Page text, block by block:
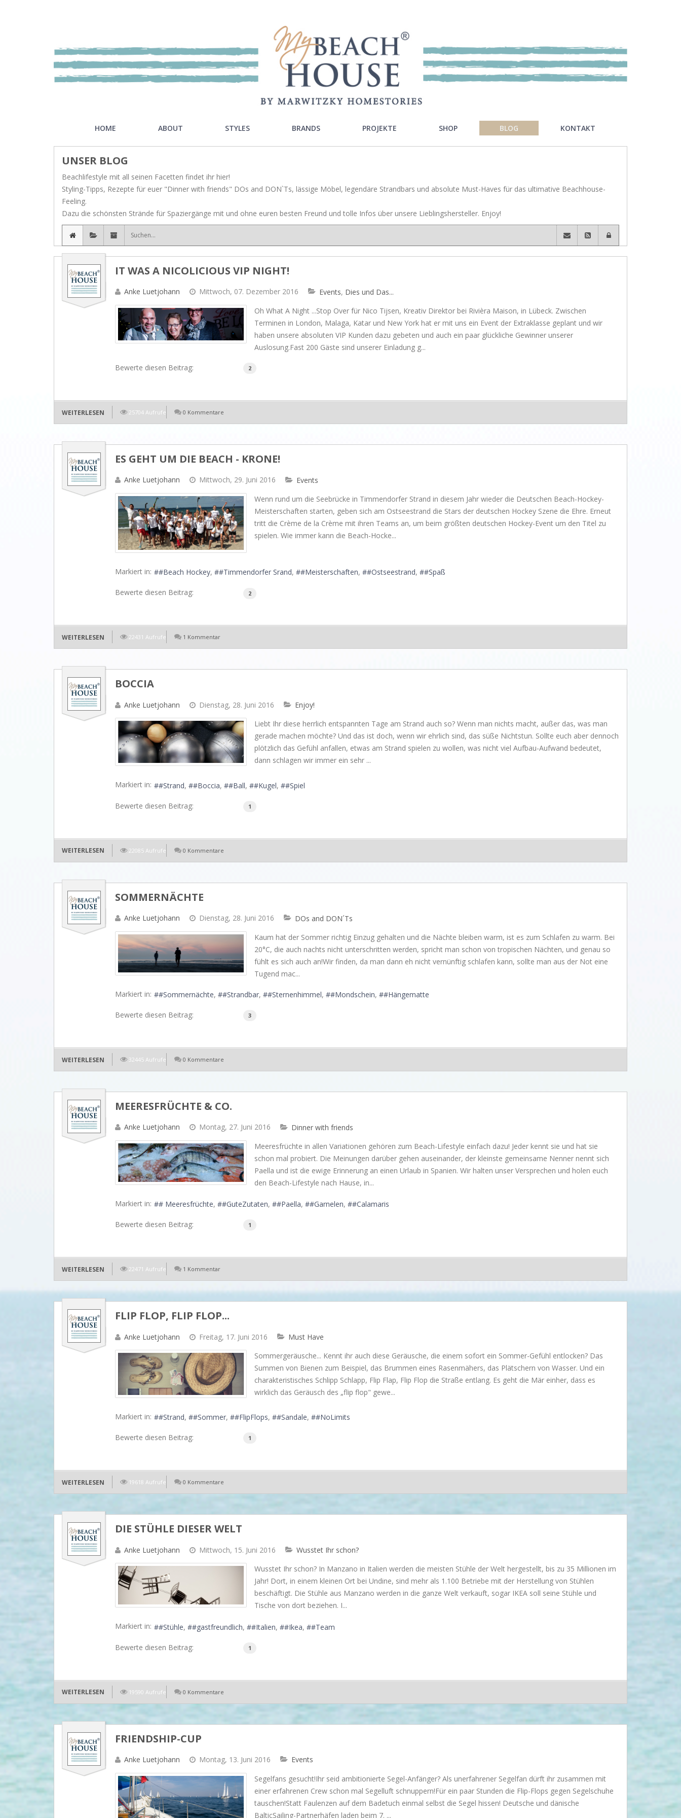
HOME ABOUT
Showroom
STYLES
Hampton Style
BRANDS
Ocean House
Neptune
Ilse Jacobsen
Artwood
PROJEKTE SHOP BLOG
DOs and DON`Ts
I love my dog!
Behind the scenes...
Lässige Möbel
Must have
KONTAKT
UNSER BLOG
Beachlifestyle mit all seinen Facetten findet ihr hier!
Styling-Tipps, Rezepte für euer "Dinner with friends" DOs and DON`Ts, lässige Möbel, legendäre Strandbars und absolute Must-Haves für das ultimative Beachhouse-
Feeling.
Dazu die schönsten Strände für Spaziergänge mit und ohne euren besten Freund und tolle Infos über unsere Lieblingshersteller. Enjoy!
IT WAS A NICOLICIOUS VIP NIGHT!
Anke Luetjohann Mittwoch, 07. Dezember 2016 Events Dies und Das...
Oh What A Night ...Stop Over für Nico Tijsen, Kreativ Direktor bei Rivièra Maison, in Lübeck. Zwischen
Terminen in London, Malaga, Katar und New York hat er mit uns ein Event der Extraklasse geplant und wir
haben unsere absoluten VIP Kunden dazu gebeten und auch ein paar glückliche Gewinner unserer
Auslosung.Fast 200 Gäste sind unserer Einladung g...
Bewerte diesen Beitrag: 2
WEITERLESEN 25704 Aufrufe 0 Kommentare
ES GEHT UM DIE BEACH - KRONE!
Anke Luetjohann Mittwoch, 29. Juni 2016
Events
​Wenn rund um die Seebrücke in Timmendorfer Strand in diesem Jahr wieder die Deutschen Beach-Hockey-
Meisterschaften starten, geben sich am Ostseestrand die Stars der deutschen Hockey Szene die Ehre. Erneut
tritt die Crème de la Crème mit ihren Teams an, um beim größten deutschen Hockey-Event um den Titel zu
spielen. Wie immer kann die Beach-Hocke...
Markiert in: #Beach Hockey #Timmendorfer Srand #Meisterschaften #Ostseestrand #Spaß
Bewerte diesen Beitrag: 2
WEITERLESEN 22431 Aufrufe 1 Kommentar
BOCCIA
Anke Luetjohann Dienstag, 28. Juni 2016
Enjoy!
Liebt Ihr diese herrlich entspannten Tage am Strand auch so? Wenn man nichts macht, außer das, was man
gerade machen möchte? Und das ist doch, wenn wir ehrlich sind, das süße Nichtstun. Sollte euch aber dennoch
plötzlich das Gefühl anfallen, etwas am Strand spielen zu wollen, was nicht viel Aufbau-Aufwand bedeutet,
dann schlagen wir immer ein sehr ...
Markiert in: #Strand #Boccia #Ball #Kugel #Spiel
Bewerte diesen Beitrag: 1
WEITERLESEN 22085 Aufrufe 0 Kommentare
SOMMERNÄCHTE
Anke Luetjohann Dienstag, 28. Juni 2016
DOs and DON´Ts
Kaum hat der Sommer richtig Einzug gehalten und die Nächte bleiben warm, ist es zum Schlafen zu warm. Bei
20°C, die auch nachts nicht unterschritten werden, spricht man schon von tropischen Nächten, und genau so
fühlt es sich auch an!Wir finden, da man dann eh nicht vernünftig schlafen kann, sollte man aus der Not eine
Tugend mac...
Markiert in: #Sommernächte #Strandbar #Sternenhimmel #Mondschein #Hängematte
Bewerte diesen Beitrag: 3
WEITERLESEN 32445 Aufrufe 0 Kommentare
MEERESFRÜCHTE & CO.
Anke Luetjohann Montag, 27. Juni 2016
Dinner with friends
Meeresfrüchte in allen Variationen gehören zum Beach-Lifestyle einfach dazu! Jeder kennt sie und hat sie
schon mal probiert. Die Meinungen darüber gehen auseinander, der kleinste gemeinsame Nenner nennt sich
Paella und ist die ewige Erinnerung an einen Urlaub in Spanien. Wir halten unser Versprechen und holen euch
den Beach-Lifestyle nach Hause, in...
Markiert in: # Meeresfrüchte #GuteZutaten #Paella #Garnelen #Calamaris
Bewerte diesen Beitrag: 1
WEITERLESEN 22471 Aufrufe 1 Kommentar
FLIP FLOP, FLIP FLOP...
Anke Luetjohann Freitag, 17. Juni 2016
Must Have
Sommergeräusche... Kennt ihr auch diese Geräusche, die einem sofort ein Sommer-Gefühl entlocken? Das
Summen von Bienen zum Beispiel, das Brummen eines Rasenmähers, das Plätschern von Wasser. Und ein
charakteristisches Schlipp Schlapp, Flip Flap, Flip Flop die Straße entlang. Es geht die Mär einher, dass es
wirklich das Geräusch des „flip flop" gewe...
Markiert in: #Strand #Sommer #FlipFlops #Sandale #NoLimits
Bewerte diesen Beitrag: 1
WEITERLESEN 19618 Aufrufe 0 Kommentare
DIE STÜHLE DIESER WELT
Anke Luetjohann Mittwoch, 15. Juni 2016
Wusstet Ihr schon?
Wusstet Ihr schon? In Manzano in Italien werden die meisten Stühle der Welt hergestellt, bis zu 35 Millionen im
Jahr! Dort, in einem kleinen Ort bei Undine, sind mehr als 1.100 Betriebe mit der Herstellung von Stühlen
beschäftigt. Die Stühle aus Manzano werden in die ganze Welt verkauft, sogar IKEA soll seine Stühle und
Tische von dort beziehen. I...
Markiert in: #Stühle #gastfreundlich #Italien #Ikea #Team
Bewerte diesen Beitrag: 1
WEITERLESEN 19590 Aufrufe 0 Kommentare
FRIENDSHIP-CUP
Anke Luetjohann Montag, 13. Juni 2016
Events
Segelfans gesucht!Ihr seid ambitionierte Segel-Anfänger? Als unerfahrener Segelfan dürft ihr zusammen mit
einer erfahrenen Crew schon mal Segelluft schnuppern!Für ein paar Stunden die Flip-Flops gegen Segelschuhe
tauschen!Statt Faulenzen auf dem Badetuch einmal selbst die Segel hissen! Deutsche und dänische
BalticSailing-Partnerhäfen laden beim 7. ...